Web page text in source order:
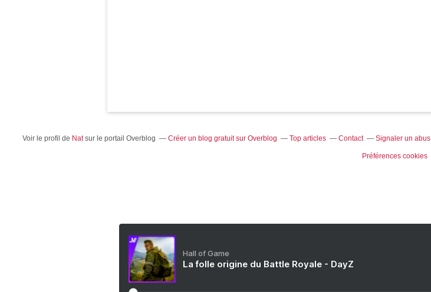
Voir le profil de Natsur le portail Overblog Créer un blog gratuit sur Overblog Top articles Contact Signaler un abus
Préférences cookies
Hall of Game
La folle origine du Battle Royale - DayZ